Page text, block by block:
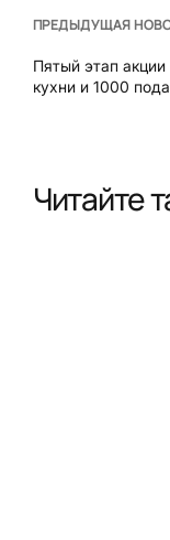
ПРЕДЫДУЩАЯ
Пятый этап
кухни и 1000
Читайте